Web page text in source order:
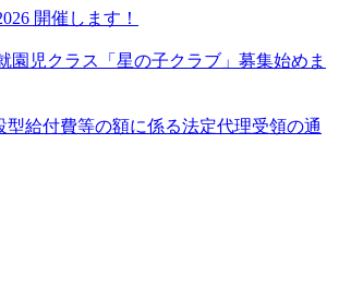
開催します！
園児クラス「星の子クラブ」募集始めま
型給付費等の額に係る法定代理受領の通